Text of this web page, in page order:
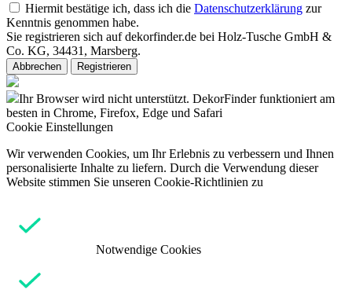
Hiermit bestätige ich, dass ich die Datenschutzerklärung zur
Kenntnis genommen habe.
Sie registrieren sich auf dekorfinder.de bei Holz-Tusche GmbH &
Co. KG, 34431, Marsberg.
Abbrechen Registrieren
Ihr Browser wird nicht unterstützt. DekorFinder funktioniert am
besten in Chrome, Firefox, Edge und Safari
Cookie Einstellungen
Wir verwenden Cookies, um Ihr Erlebnis zu verbessern und Ihnen
personalisierte Inhalte zu liefern. Durch die Verwendung dieser
Website stimmen Sie unseren Cookie-Richtlinien zu
Notwendige Cookies